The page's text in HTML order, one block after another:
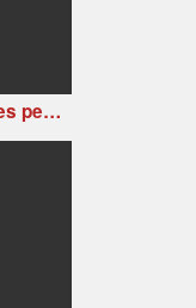
Réactions en chaînes des petits artistes déchaînés (version 2)